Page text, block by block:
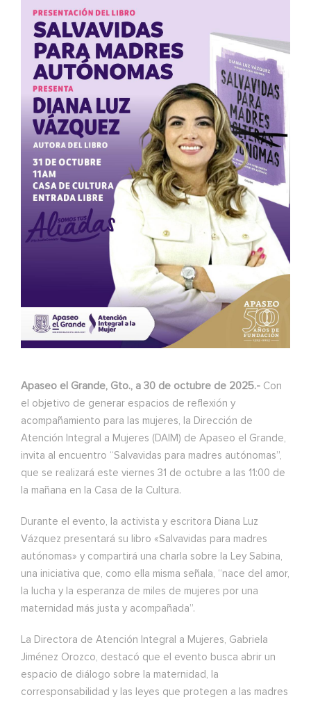
Apaseo el Grande, Gto., a 30 de octubre de 2025.- Con
el objetivo de generar espacios de reflexión y
acompañamiento para las mujeres, la Dirección de
Atención Integral a Mujeres (DAIM) de Apaseo el Grande,
invita al encuentro “Salvavidas para madres autónomas”,
que se realizará este viernes 31 de octubre a las 11:00 de
la mañana en la Casa de la Cultura.
Durante el evento, la activista y escritora Diana Luz
Vázquez presentará su libro «Salvavidas para madres
autónomas» y compartirá una charla sobre la Ley Sabina,
una iniciativa que, como ella misma señala, “nace del amor,
la lucha y la esperanza de miles de mujeres por una
maternidad más justa y acompañada”.
La Directora de Atención Integral a Mujeres, Gabriela
Jiménez Orozco, destacó que el evento busca abrir un
espacio de diálogo sobre la maternidad, la
corresponsabilidad y las leyes que protegen a las madres